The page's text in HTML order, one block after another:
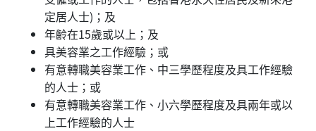
定居人士)；及
年齡在15歲或以上；及
具美容業之工作經驗；或
有意轉職美容業工作、中三學歷程度及具工作經驗
的人士；或
有意轉職美容業工作、小六學歷程度及具兩年或以
上工作經驗的人士